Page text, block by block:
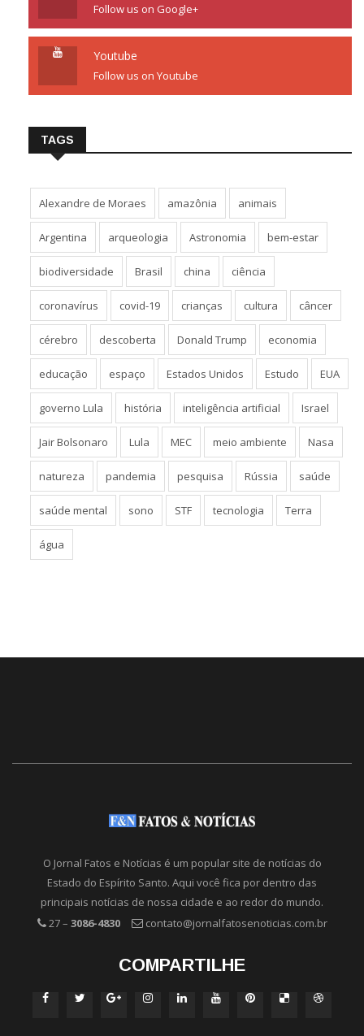
Follow us on Google+
Youtube
Follow us on Youtube
TAGS
Alexandre de Moraes amazônia animais
Argentina arqueologia Astronomia bem-estar
biodiversidade Brasil china ciência
coronavírus covid-19 crianças cultura câncer
cérebro descoberta Donald Trump economia
educação espaço Estados Unidos Estudo EUA
governo Lula história inteligência artificial Israel
Jair Bolsonaro Lula MEC meio ambiente Nasa
natureza pandemia pesquisa Rússia saúde
saúde mental sono STF tecnologia Terra
água
O Jornal Fatos e Notícias é um popular site de notícias do
Estado do Espírito Santo. Aqui você fica por dentro das
principais notícias de nossa cidade e ao redor do mundo.
27 – 3086-4830 contato@jornalfatosenoticias.com.br
COMPARTILHE